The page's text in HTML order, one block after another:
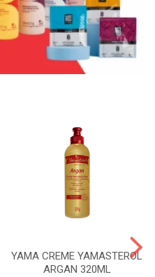
YAMA CREME YAMASTEROL
ARGAN 320ML